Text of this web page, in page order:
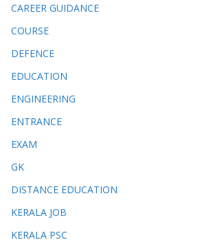
CAREER GUIDANCE
COURSE
DEFENCE
EDUCATION
ENGINEERING
ENTRANCE
EXAM
GK
DISTANCE EDUCATION
KERALA JOB
KERALA PSC